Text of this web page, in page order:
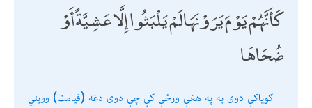
كَأَنَّهُمْ يَوْمَ يَرَوْنَهَا لَمْ يَلْبَثُوا إِلَّا عَشِيَّةً أَوْ
ضُحَاهَا
ګویاكې دوى به په هغې ورځې كې چې دوى دغه (قیامت) وویني